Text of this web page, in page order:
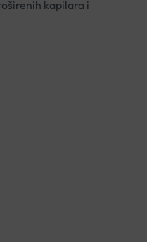
kapilara i